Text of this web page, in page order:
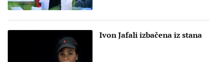
Ivon Jafali izbačena iz stana